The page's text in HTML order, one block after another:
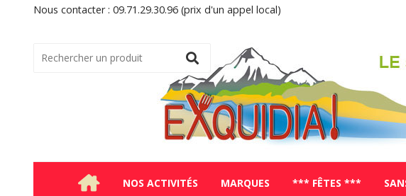
Nous contacter : 09.71.29.30.96 (prix d'un appel local)
NOS ACTIVITÉS MARQUES *** FÊTES ***